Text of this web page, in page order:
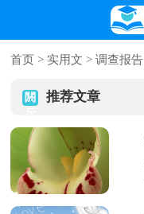
首页 > 实用文 >调查报告
推荐文章